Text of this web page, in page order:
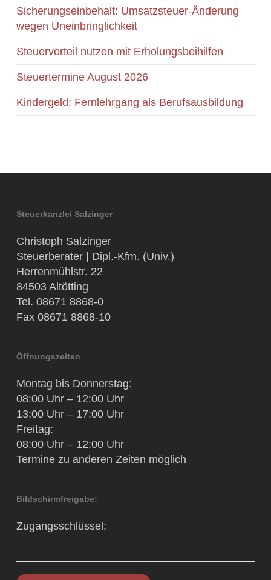
Sicherungseinbehalt: Umsatzsteuer-Änderung
wegen Uneinbringlichkeit
Steuervorteil nutzen mit Erholungsbeihilfen
Steuertermine August 2026
Kindergeld: Fernlehrgang als Berufsausbildung
Steuerkanzlei Salzinger
Christoph Salzinger
Steuerberater | Dipl.-Kfm. (Univ.)
Herrenmühlstr. 22
84503 Altötting
Tel. 08671 8868-0
Fax 08671 8868-10
Öffnungszeiten
Montag bis Donnerstag:
08:00 Uhr – 12:00 Uhr
13:00 Uhr – 17:00 Uhr
Freitag:
08:00 Uhr – 12:00 Uhr
Termine zu anderen Zeiten möglich
Bildschirmfreigabe:
Zugangsschlüssel: